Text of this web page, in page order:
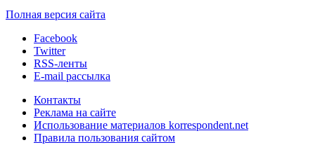
Полная версия сайта
Facebook
Twitter
RSS-ленты
E-mail рассылка
Контакты
Реклама на сайте
Использование материалов korrespondent.net
Правила пользования сайтом